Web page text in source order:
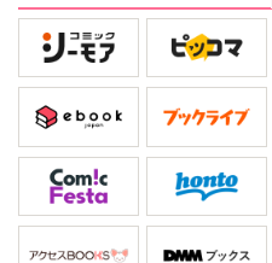
して、二人のデートの日があっ
は草食系のくせに中身は肉食系
生エッチしちゃったのかな…。
付くなんて遅いのに…。